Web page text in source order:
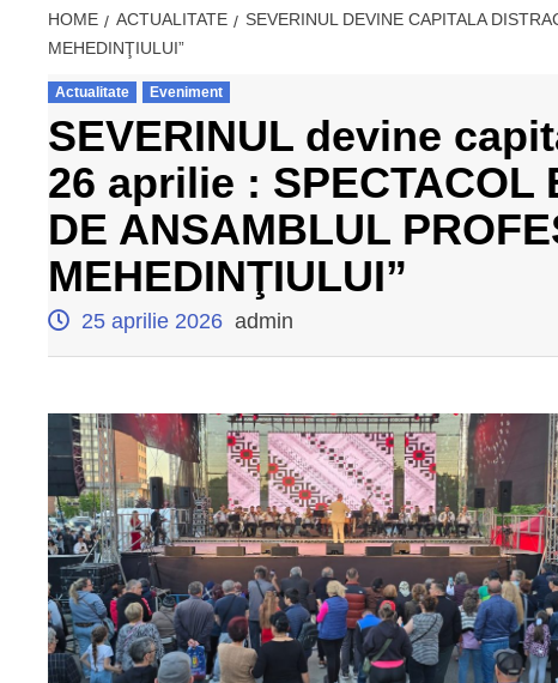
HOME ACTUALITATE
SEVERINUL DEVINE CAPITALA
MEHEDINŢIULUI”
Actualitate Eveniment
SEVERINUL devine
26 aprilie : SPECTACOL
DE ANSAMBLUL
MEHEDINŢIULUI”
25 aprilie 2026 admin